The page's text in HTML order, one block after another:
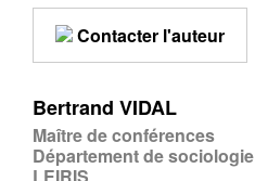
Contacter l'auteur
Bertrand VIDAL
Maître de conférences
Département de sociologie